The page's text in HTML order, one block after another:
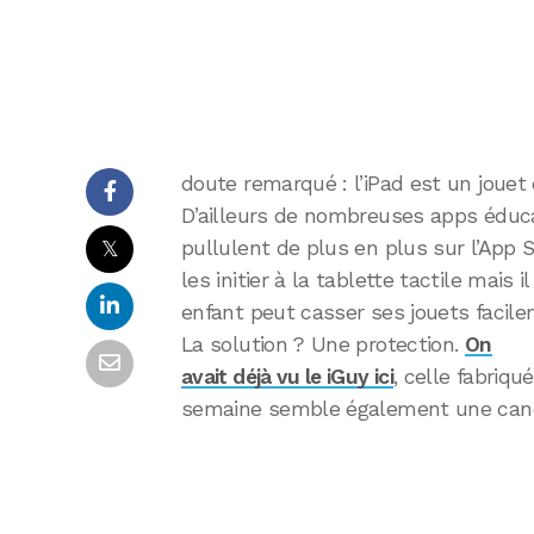
𝕏
doute remarqué : l’iPad est un
D’ailleurs de nombreuses apps
pullulent de plus en plus sur l’App
les initier à la tablette tactile mais
enfant peut casser ses jouets
La solution ? Une protection. On
avait déjà vu le iGuy ici, celle
semaine semble également une